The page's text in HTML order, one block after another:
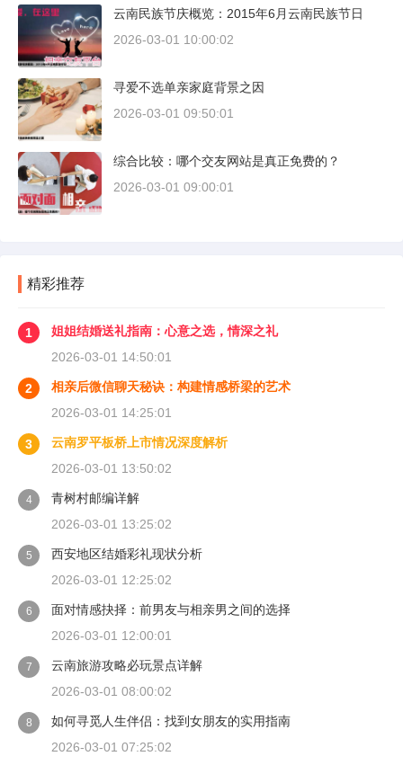
云南民族节庆概览：2015年6月云南民族节日
2026-03-01 10:00:02
寻爱不选单亲家庭背景之因
2026-03-01 09:50:01
综合比较：哪个交友网站是真正免费的？
2026-03-01 09:00:01
精彩推荐
1
姐姐结婚送礼指南：心意之选，情深之礼
2026-03-01 14:50:01
2
相亲后微信聊天秘诀：构建情感桥梁的艺术
2026-03-01 14:25:01
3
云南罗平板桥上市情况深度解析
2026-03-01 13:50:02
4
青树村邮编详解
2026-03-01 13:25:02
5
西安地区结婚彩礼现状分析
2026-03-01 12:25:02
6
面对情感抉择：前男友与相亲男之间的选择
2026-03-01 12:00:01
7
云南旅游攻略必玩景点详解
2026-03-01 08:00:02
8
如何寻觅人生伴侣：找到女朋友的实用指南
2026-03-01 07:25:02